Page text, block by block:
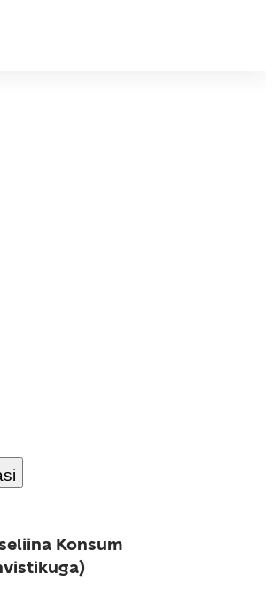
Konsum